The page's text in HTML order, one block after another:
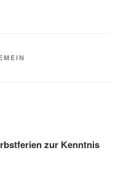
zur Kenntnis